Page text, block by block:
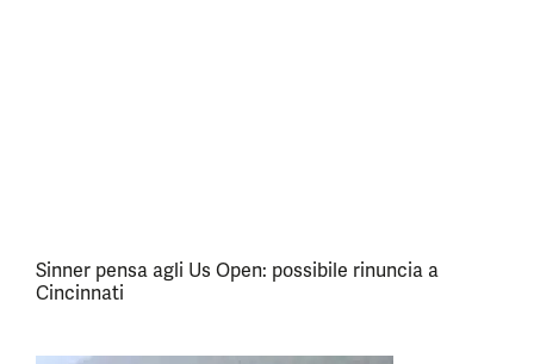
Sinner pensa agli Us Open: possibile rinuncia a
Cincinnati